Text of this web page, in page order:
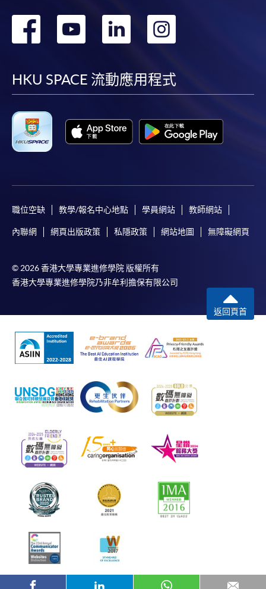
轉
facebook
轉
youtube
轉
linkedin
轉
HKU SPACE 流動應用程式
職位空缺 教學/報名中心地點 學員網站 教師網站
內聯網 網頁出版政策 私隱政策 網站地圖 無障礙網頁
© 2026 香港大學專業進修學院 版權所有
香港大學專業進修學院乃非牟利擔保有限公司
返回頁首